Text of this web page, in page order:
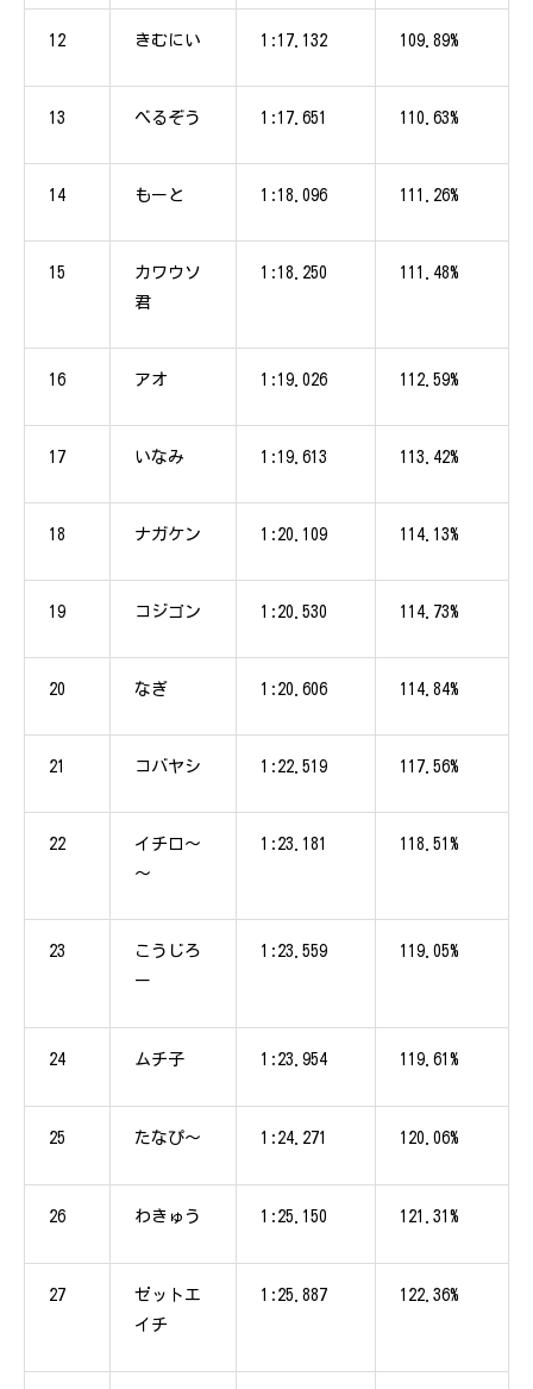
12 きむにい 1:17.132 109.89%
13 べるぞう 1:17.651 110.63%
14 もーと 1:18.096 111.26%
15
カワウソ
君
1:18.250 111.48%
16 アオ 1:19.026 112.59%
17 いなみ 1:19.613 113.42%
18 ナガケン 1:20.109 114.13%
19 コジゴン 1:20.530 114.73%
20 なぎ 1:20.606 114.84%
21 コバヤシ 1:22.519 117.56%
22
イチロ～
～
1:23.181 118.51%
23
こうじろ
ー
1:23.559 119.05%
24 ムチ子 1:23.954 119.61%
25 たなぴ～ 1:24.271 120.06%
26 わきゅう 1:25.150 121.31%
27
ゼットエ
イチ
1:25.887 122.36%